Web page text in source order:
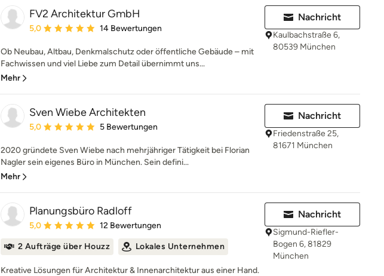
FV2 Architektur GmbH
Durchschnittliche Bewertung: 5 von 5 Sternen
5,0 14 Bewertungen
Ob Neubau, Altbau, Denkmalschutz oder öffentliche Gebäude – mit
Fachwissen und viel Liebe zum Detail übernimmt uns...
Mehr
Nachricht
Kaulbachstraße 6,
80539 München
Sven Wiebe Architekten
Durchschnittliche Bewertung: 5 von 5 Sternen
5,0 5 Bewertungen
2020 gründete Sven Wiebe nach mehrjähriger Tätigkeit bei Florian
Nagler sein eigenes Büro in München. Sein defini...
Mehr
Nachricht
Friedenstraße 25,
81671 München
Planungsbüro Radloff
Durchschnittliche Bewertung: 5 von 5 Sternen
5,0 12 Bewertungen
2 Aufträge über Houzz Lokales Unternehmen
Kreative Lösungen für Architektur & Innenarchitektur aus einer Hand.
Nachricht
Sigmund-Riefler-
Bogen 6, 81829
München